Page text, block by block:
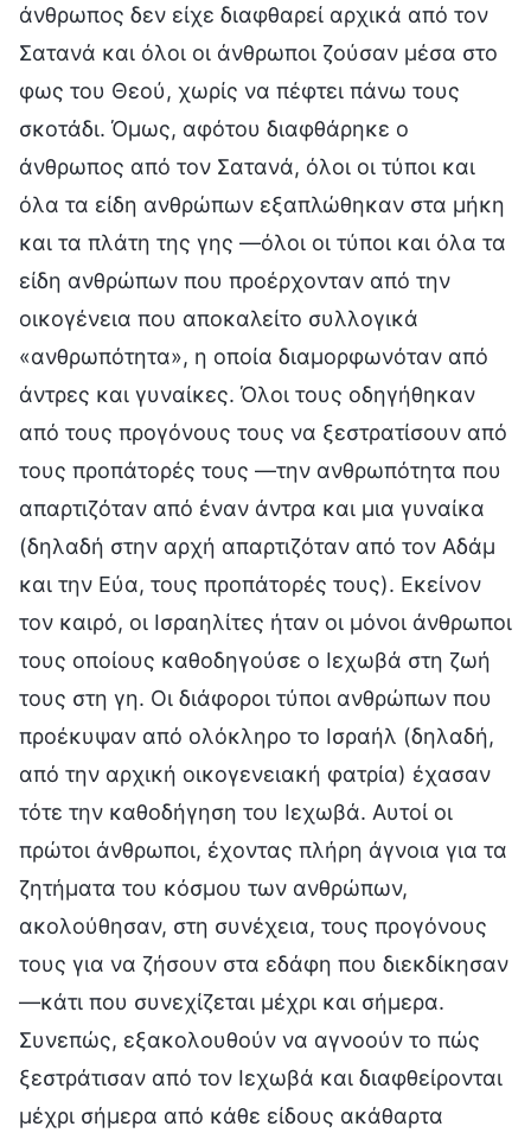
άνθρωπος δεν είχε διαφθαρεί αρχικά από τον
Σατανά και όλοι οι άνθρωποι ζούσαν μέσα στο
φως του Θεού, χωρίς να πέφτει πάνω τους
σκοτάδι. Όμως, αφότου διαφθάρηκε ο
άνθρωπος από τον Σατανά, όλοι οι τύποι και
όλα τα είδη ανθρώπων εξαπλώθηκαν στα μήκη
και τα πλάτη της γης —όλοι οι τύποι και όλα τα
είδη ανθρώπων που προέρχονταν από την
οικογένεια που αποκαλείτο συλλογικά
«ανθρωπότητα», η οποία διαμορφωνόταν από
άντρες και γυναίκες. Όλοι τους οδηγήθηκαν
από τους προγόνους τους να ξεστρατίσουν από
τους προπάτορές τους —την ανθρωπότητα που
απαρτιζόταν από έναν άντρα και μια γυναίκα
(δηλαδή στην αρχή απαρτιζόταν από τον Αδάμ
και την Εύα, τους προπάτορές τους). Εκείνον
τον καιρό, οι Ισραηλίτες ήταν οι μόνοι άνθρωποι
τους οποίους καθοδηγούσε ο Ιεχωβά στη ζωή
τους στη γη. Οι διάφοροι τύποι ανθρώπων που
προέκυψαν από ολόκληρο το Ισραήλ (δηλαδή,
από την αρχική οικογενειακή φατρία) έχασαν
τότε την καθοδήγηση του Ιεχωβά. Αυτοί οι
πρώτοι άνθρωποι, έχοντας πλήρη άγνοια για τα
ζητήματα του κόσμου των ανθρώπων,
ακολούθησαν, στη συνέχεια, τους προγόνους
τους για να ζήσουν στα εδάφη που διεκδίκησαν
—κάτι που συνεχίζεται μέχρι και σήμερα.
Συνεπώς, εξακολουθούν να αγνοούν το πώς
ξεστράτισαν από τον Ιεχωβά και διαφθείρονται
μέχρι σήμερα από κάθε είδους ακάθαρτα